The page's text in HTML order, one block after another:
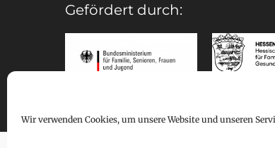
Wir verwenden Cookies, um unsere Website und unseren
Gefördert durch: